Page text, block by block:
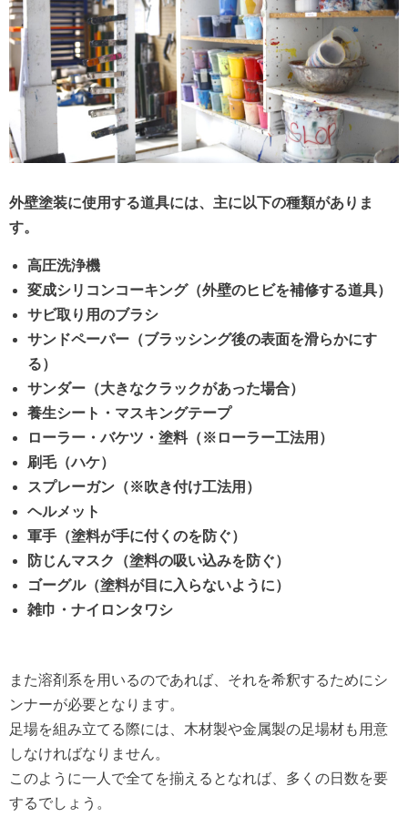
外壁塗装に使用する道具には、主に以下の種類がありま
す。
高圧洗浄機
変成シリコンコーキング（外壁のヒビを補修する道具）
サビ取り用のブラシ
サンドペーパー（ブラッシング後の表面を滑らかにす
る）
サンダー（大きなクラックがあった場合）
養生シート・マスキングテープ
ローラー・バケツ・塗料（※ローラー工法用）
刷毛（ハケ）
スプレーガン（※吹き付け工法用）
ヘルメット
軍手（塗料が手に付くのを防ぐ）
防じんマスク（塗料の吸い込みを防ぐ）
ゴーグル（塗料が目に入らないように）
雑巾・ナイロンタワシ
また溶剤系を用いるのであれば、それを希釈するためにシ
ンナーが必要となります。
足場を組み立てる際には、木材製や金属製の足場材も用意
しなければなりません。
このように一人で全てを揃えるとなれば、多くの日数を要
するでしょう。